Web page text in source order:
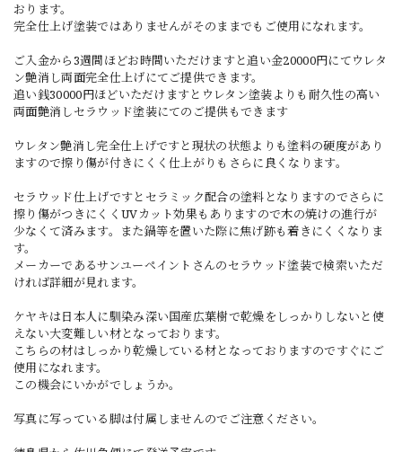
おります。
完全仕上げ塗装ではありませんがそのままでもご使用になれます。
ご入金から3週間ほどお時間いただけますと追い金20000円にてウレタ
ン艶消し両面完全仕上げにてご提供できます。
追い銭30000円ほどいただけますとウレタン塗装よりも耐久性の高い
両面艶消しセラウッド塗装にてのご提供もできます
ウレタン艶消し完全仕上げですと現状の状態よりも塗料の硬度があり
ますので擦り傷が付きにくく仕上がりもさらに良くなります。
セラウッド仕上げですとセラミック配合の塗料となりますのでさらに
擦り傷がつきにくくUVカット効果もありますので木の焼けの進行が
少なくて済みます。また鍋等を置いた際に焦げ跡も着きにくくなりま
す。
メーカーであるサンユーペイントさんのセラウッド塗装で検索いただ
ければ詳細が見れます。
ケヤキは日本人に馴染み深い国産広葉樹で乾燥をしっかりしないと使
えない大変難しい材となっております。
こちらの材はしっかり乾燥している材となっておりますのですぐにご
使用になれます。
この機会にいかがでしょうか。
写真に写っている脚は付属しませんのでご注意ください。